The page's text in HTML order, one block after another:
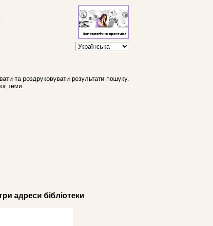
та роздруковувати результати пошуку.
теми.
адреси бібліотеки